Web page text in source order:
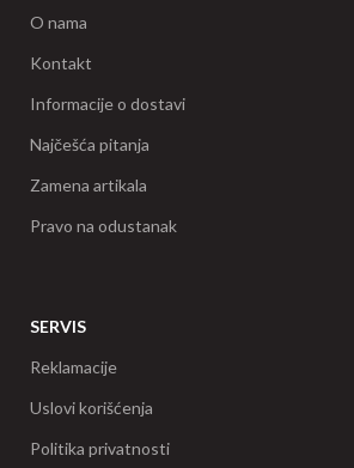
O nama
Kontakt
Informacije o dostavi
Najčešća pitanja
Zamena artikala
Pravo na odustanak
SERVIS
Reklamacije
Uslovi korišćenja
Politika privatnosti